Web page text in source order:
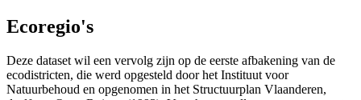
Ecoregio's
Deze dataset wil een vervolg zijn op de eerste afbakening van de
ecodistricten, die werd opgesteld door het Instituut voor
Natuurbehoud en opgenomen in het Structuurplan Vlaanderen,